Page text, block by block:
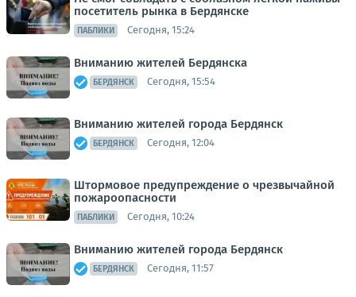
посетитель рынка в Бердянске
ПАБЛИКИ Сегодня, 15:24
Вниманию жителей Бердянска
БЕРДЯНСК Сегодня, 15:54
Вниманию жителей города Бердянск
БЕРДЯНСК Сегодня, 12:04
Штормовое предупреждение о чрезвычайной
пожароопасности
ПАБЛИКИ Сегодня, 10:24
Вниманию жителей города Бердянск
БЕРДЯНСК Сегодня, 11:57